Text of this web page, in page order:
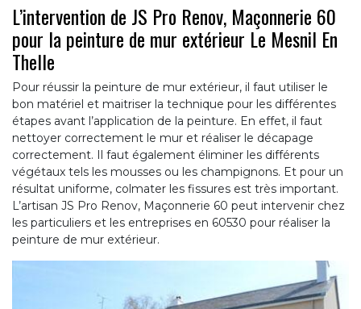
L’intervention de JS Pro Renov, Maçonnerie 60
pour la peinture de mur extérieur Le Mesnil En
Thelle
Pour réussir la peinture de mur extérieur, il faut utiliser le
bon matériel et maitriser la technique pour les différentes
étapes avant l’application de la peinture. En effet, il faut
nettoyer correctement le mur et réaliser le décapage
correctement. Il faut également éliminer les différents
végétaux tels les mousses ou les champignons. Et pour un
résultat uniforme, colmater les fissures est très important.
L’artisan JS Pro Renov, Maçonnerie 60 peut intervenir chez
les particuliers et les entreprises en 60530 pour réaliser la
peinture de mur extérieur.